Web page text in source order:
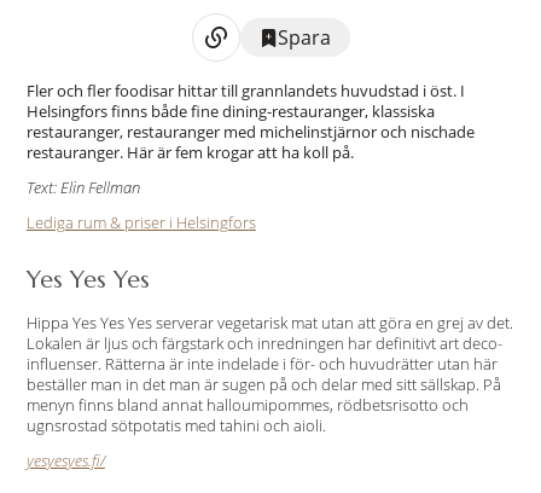
Spara
Fler och fler foodisar hittar till grannlandets huvudstad i öst. I
Helsingfors finns både fine dining-restauranger, klassiska
restauranger, restauranger med michelinstjärnor och nischade
restauranger. Här är fem krogar att ha koll på.
Text: Elin Fellman
Lediga rum & priser i Helsingfors
Yes Yes Yes
Hippa Yes Yes Yes serverar vegetarisk mat utan att göra en grej av det.
Lokalen är ljus och färgstark och inredningen har definitivt art deco-
influenser. Rätterna är inte indelade i för- och huvudrätter utan här
beställer man in det man är sugen på och delar med sitt sällskap. På
menyn finns bland annat halloumipommes, rödbetsrisotto och
ugnsrostad sötpotatis med tahini och aioli.
yesyesyes.fi/